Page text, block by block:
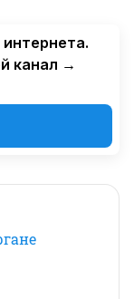
канал →